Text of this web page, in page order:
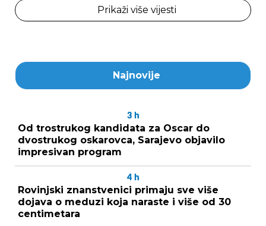
Prikaži više vijesti
Najnovije
3 h
Od trostrukog kandidata za Oscar do
dvostrukog oskarovca, Sarajevo objavilo
impresivan program
4 h
Rovinjski znanstvenici primaju sve više
dojava o meduzi koja naraste i više od 30
centimetara